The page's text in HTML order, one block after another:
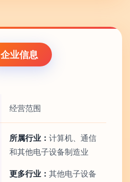
企业信息
经营范围
所属行业： 计算机、通信
和其他电子设备制造业
更多行业： 其他电子设备